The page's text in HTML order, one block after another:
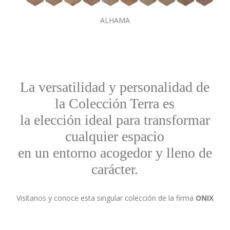
ALHAMA
La versatilidad y personalidad de
la Colección Terra es
la elección ideal para transformar
cualquier espacio
en un entorno acogedor y lleno de
carácter.
Visítanos y conoce esta singular colección de la firma ONIX